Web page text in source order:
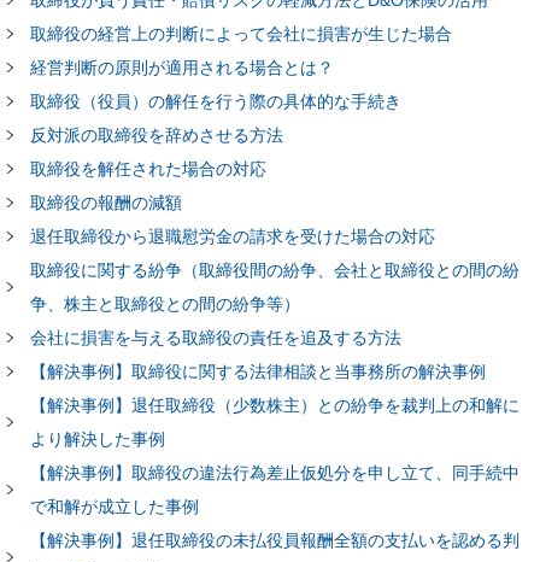
取締役の経営上の判断によって会社に損害が生じた場合
経営判断の原則が適用される場合とは？
取締役（役員）の解任を行う際の具体的な手続き
反対派の取締役を辞めさせる方法
取締役を解任された場合の対応
取締役の報酬の減額
退任取締役から退職慰労金の請求を受けた場合の対応
取締役に関する紛争（取締役間の紛争、会社と取締役との間の紛
争、株主と取締役との間の紛争等）
会社に損害を与える取締役の責任を追及する方法
【解決事例】取締役に関する法律相談と当事務所の解決事例
【解決事例】退任取締役（少数株主）との紛争を裁判上の和解に
より解決した事例
【解決事例】取締役の違法行為差止仮処分を申し立て、同手続中
で和解が成立した事例
【解決事例】退任取締役の未払役員報酬全額の支払いを認める判